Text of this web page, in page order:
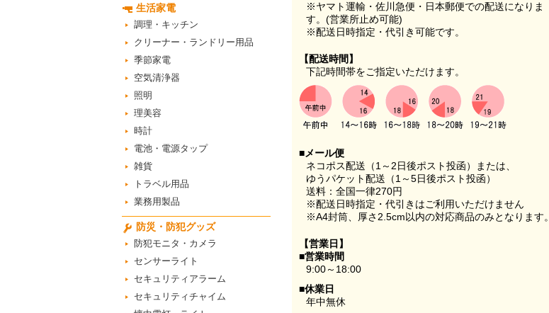
生活家電
調理・キッチン
クリーナー・ランドリー用品
季節家電
空気清浄器
照明
理美容
時計
電池・電源タップ
雑貨
トラベル用品
業務用製品
防災・防犯グッズ
防犯モニタ・カメラ
センサーライト
セキュリティアラーム
セキュリティチャイム
※ヤマト運輸・佐川急便・日本郵便での配送になりま
す。(営業所止め可能)
※配送日時指定・代引き可能です。
【配送時間】
下記時間帯をご指定いただけます。
■メール便
ネコポス配送（1～2日後ポスト投函）または、
ゆうパケット配送（1～5日後ポスト投函）
送料：全国一律270円
※配送日時指定・代引きはご利用いただけません
※A4封筒、厚さ2.5cm以内の対応商品のみとなります。
【営業日】
■営業時間
9:00～18:00
■休業日
年中無休